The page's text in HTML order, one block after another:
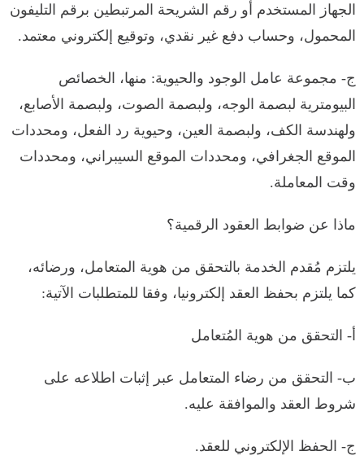
الجهاز المستخدم أو رقم الشريحة المرتبطين برقم التليفون
المحمول، وحساب دفع غير نقدي، وتوقيع إلكتروني معتمد.
‌ج- مجموعة عامل الوجود والحيوية: منها، الخصائص
البيومترية لبصمة الوجه، ولبصمة الصوت، ولبصمة الأصابع،
ولهندسة الكف، ولبصمة العين، وحيوية رد الفعل، ومحددات
الموقع الجغرافي، ومحددات الموقع السيبراني، ومحددات
وقت المعاملة.
ماذا عن ضوابط العقود الرقمية؟
يلتزم مُقدم الخدمة بالتحقق من هوية المتعامل، ورضائه،
كما يلتزم بحفظ العقد إلكترونيا، وفقا للمتطلبات الآتية:
‌أ- التحقق من هوية المُتعامل
ب- التحقق من رضاء المتعامل عبر إثبات اطلاعه على
شروط العقد والموافقة عليه.
‌ج- الحفظ الإلكتروني للعقد.